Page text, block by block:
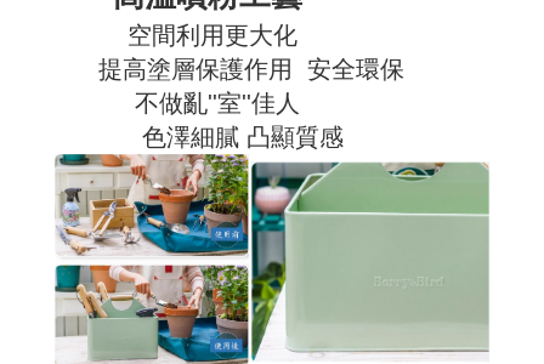
空間利用更大化
提高塗層保護作用 安全環保
不做亂''室''佳人
色澤細膩 凸顯質感